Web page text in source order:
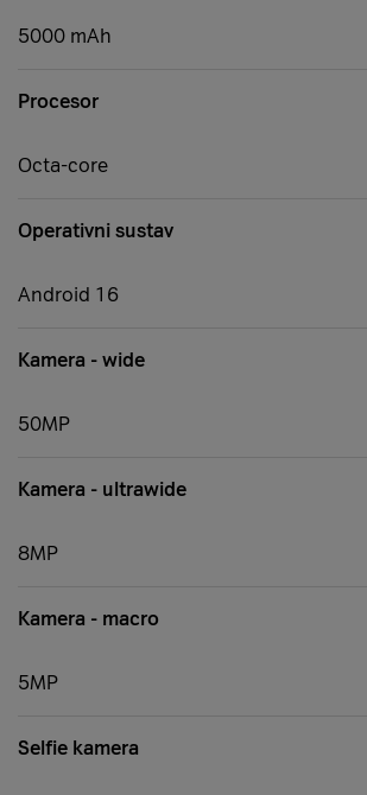
5000 mAh
Procesor
Octa-core
Operativni sustav
Android 16
Kamera - wide
50MP
Kamera - ultrawide
8MP
Kamera - macro
5MP
Selfie kamera